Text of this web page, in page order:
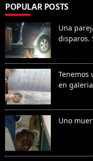
POPULAR POSTS
Una
disparos.
Tenemos
en
Uno